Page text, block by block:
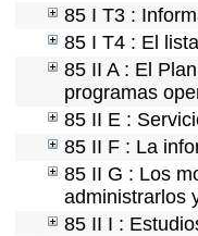
85 I T3 :
85 I T4 : El
85 II A : El
programas
85 II E :
85 II F : La
85 II G : Los
administrarlos
85 II I :